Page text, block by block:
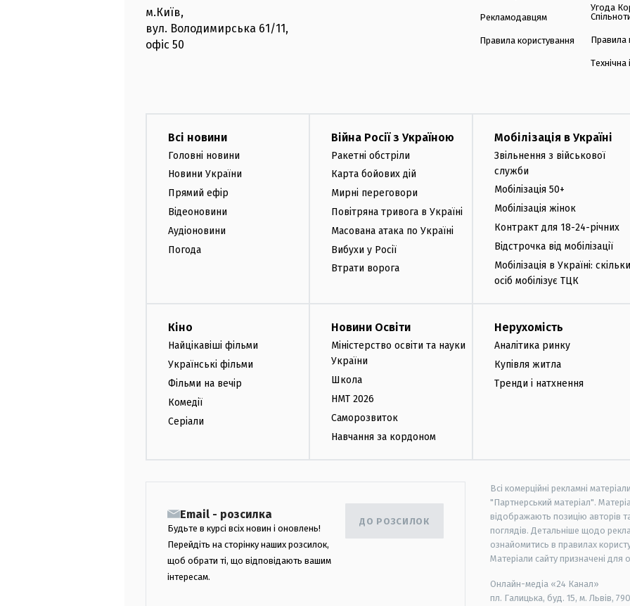
м.Київ,
вул. Володимирська 61/11,
офіс 50
Рекламодавцям
Правила користування
Угода
Правила
Технічна
Всі новини
Головні новини
Новини України
Прямий ефір
Відеоновини
Аудіоновини
Погода
Війна Росії з Україною
Ракетні обстріли
Карта бойових дій
Мирні переговори
Повітряна тривога в Україні
Масована атака по Україні
Вибухи у Росії
Втрати ворога
Мобілізація в Україні
Звільнення з військової
служби
Мобілізація 50+
Мобілізація жінок
Контракт для 18-24-річних
Відстрочка від мобілізації
Мобілізація в Україні: скільки
осіб мобілізує ТЦК
Кіно
Найцікавіші фільми
Українські фільми
Фільми на вечір
Комедії
Серіали
Новини Освіти
Міністерство освіти та науки
України
Школа
НМТ 2026
Саморозвиток
Навчання за кордоном
Нерухомість
Аналітика ринку
Купівля житла
Тренди і натхнення
Email - розсилка
Будьте в курсі всіх новин і оновлень!
Перейдіть на сторінку наших розсилок,
щоб обрати ті, що відповідають вашим
інтересам.
ДО РОЗСИЛОК
Всі комерційні рекламні
"Партнерський матеріал".
відображають позицію авторів
поглядів. Детальніше щодо
ознайомитись в правилах
Матеріали сайту призначені для
Онлайн-медіа «24 Канал»
пл. Галицька, буд. 15, м. Львів,